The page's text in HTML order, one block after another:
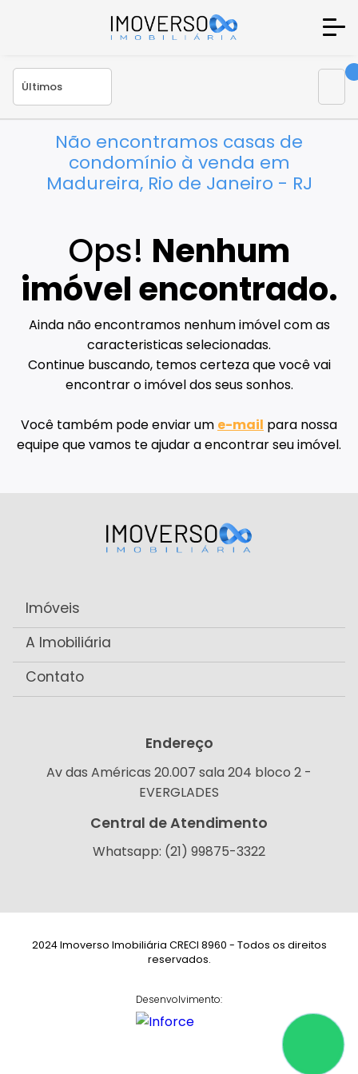
Não encontramos casas de
condomínio à venda em
Madureira, Rio de Janeiro - RJ
Ops! Nenhum
imóvel encontrado.
Ainda não encontramos nenhum imóvel com as
caracteristicas selecionadas.
Continue buscando, temos certeza que você vai
encontrar o imóvel dos seus sonhos.
Você também pode enviar um e-mail para nossa
equipe que vamos te ajudar a encontrar seu imóvel.
Imóveis
A Imobiliária
Contato
Endereço
Av das Américas 20.007 sala 204 bloco 2 -
EVERGLADES
Central de Atendimento
Whatsapp: (21) 99875-3322
2024 Imoverso Imobiliária CRECI 8960 - Todos os direitos
reservados.
Desenvolvimento: